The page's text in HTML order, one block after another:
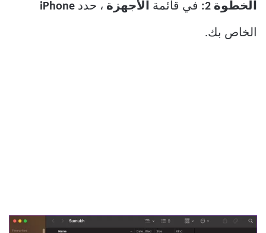
الخطوة 2: في قائمة الأجهزة ، حدد iPhone
الخاص بك.